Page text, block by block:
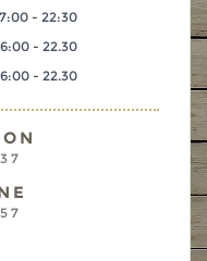
- 22:30
- 22.30
- 22.30